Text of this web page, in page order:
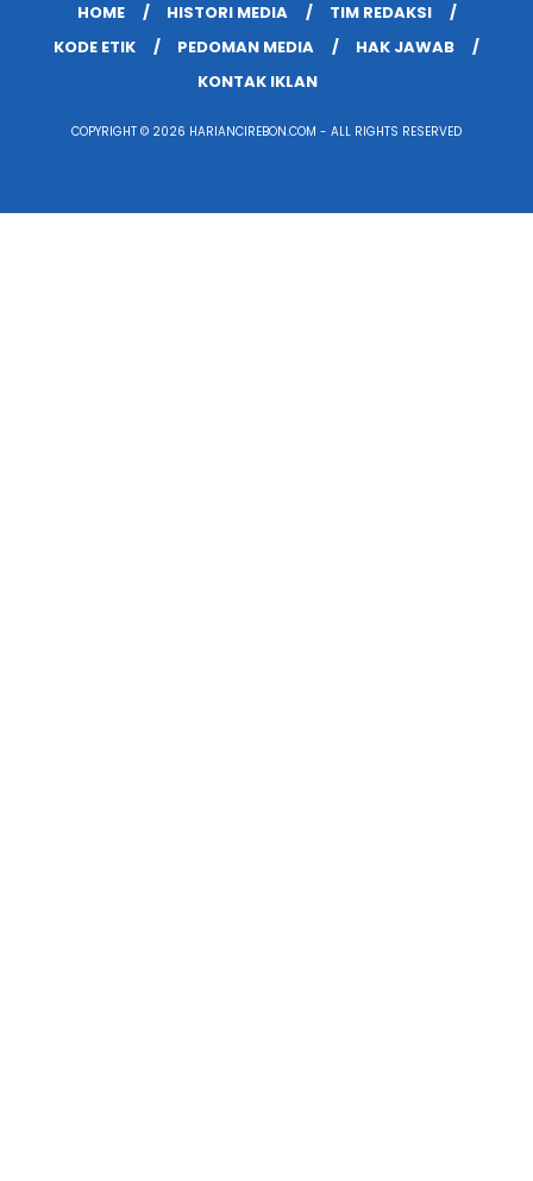
HOME HISTORI MEDIA
TIM REDAKSI
KODE ETIK
PEDOMAN MEDIA
HAK JAWAB
KONTAK IKLAN
COPYRIGHT © 2026 HARIANCIREBON.COM - ALL RIGHTS RESERVED